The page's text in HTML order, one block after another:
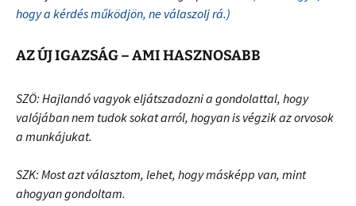
hogy a kérdés működjön, ne válaszolj rá.)
AZ ÚJ IGAZSÁG – AMI HASZNOSABB
SZÖ: Hajlandó vagyok eljátszadozni a gondolattal, hogy
valójában nem tudok sokat arról, hogyan is végzik az orvosok
a munkájukat.
SZK: Most azt választom, lehet, hogy másképp van, mint
ahogyan gondoltam.